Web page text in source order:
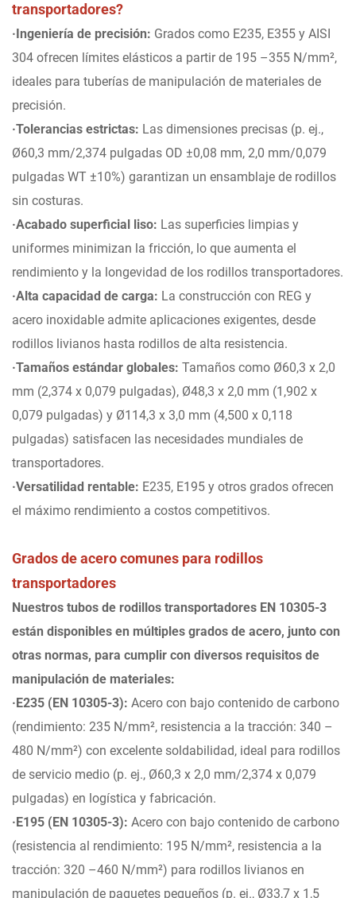
transportadores?
·Ingeniería de precisión: Grados como E235, E355 y AISI
304 ofrecen límites elásticos a partir de 195 –355 N/mm²,
ideales para tuberías de manipulación de materiales de
precisión.
·Tolerancias estrictas: Las dimensiones precisas (p. ej.,
Ø60,3 mm/2,374 pulgadas OD ±0,08 mm, 2,0 mm/0,079
pulgadas WT ±10%) garantizan un ensamblaje de rodillos
sin costuras.
·Acabado superficial liso: Las superficies limpias y
uniformes minimizan la fricción, lo que aumenta el
rendimiento y la longevidad de los rodillos transportadores.
·Alta capacidad de carga: La construcción con REG y
acero inoxidable admite aplicaciones exigentes, desde
rodillos livianos hasta rodillos de alta resistencia.
·Tamaños estándar globales: Tamaños como Ø60,3 x 2,0
mm (2,374 x 0,079 pulgadas), Ø48,3 x 2,0 mm (1,902 x
0,079 pulgadas) y Ø114,3 x 3,0 mm (4,500 x 0,118
pulgadas) satisfacen las necesidades mundiales de
transportadores.
·Versatilidad rentable: E235, E195 y otros grados ofrecen
el máximo rendimiento a costos competitivos.
Grados de acero comunes para rodillos
transportadores
Nuestros tubos de rodillos transportadores EN 10305-3
están disponibles en múltiples grados de acero, junto con
otras normas, para cumplir con diversos requisitos de
manipulación de materiales:
·E235 (EN 10305-3): Acero con bajo contenido de carbono
(rendimiento: 235 N/mm², resistencia a la tracción: 340 –
480 N/mm²) con excelente soldabilidad, ideal para rodillos
de servicio medio (p. ej., Ø60,3 x 2,0 mm/2,374 x 0,079
pulgadas) en logística y fabricación.
·E195 (EN 10305-3): Acero con bajo contenido de carbono
(resistencia al rendimiento: 195 N/mm², resistencia a la
tracción: 320 –460 N/mm²) para rodillos livianos en
manipulación de paquetes pequeños (p. ej., Ø33,7 x 1,5